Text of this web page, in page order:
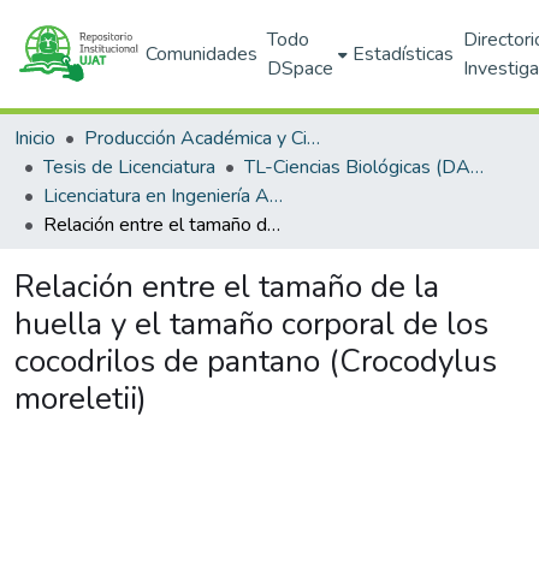
Comunidades
Todo
DSpace
Estadísticas
Inicio
Producción Académica y Científica
Tesis de Licenciatura
TL-Ciencias Biológicas (DACBIOL)
Licenciatura en Ingeniería Ambiental
Relación entre el tamaño de la huella y el tamaño corporal de los cocodrilos de pantano (Crocodylus moreletii)
Relación entre el tamaño de la
huella y el tamaño corporal de los
cocodrilos de pantano (Crocodylus
moreletii)